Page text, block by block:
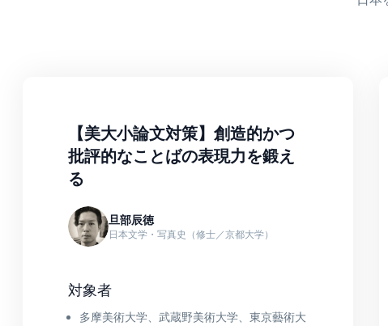
【美大小論文対策】創造的かつ
批評的なことばの表現力を鍛え
る
旦部辰徳
日本文学・写真史（修士／京都大学）
対象者
多摩美術大学、武蔵野美術大学、東京藝術大